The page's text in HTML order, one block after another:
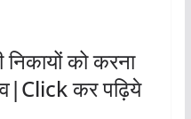
को करना
कर पढ़िये